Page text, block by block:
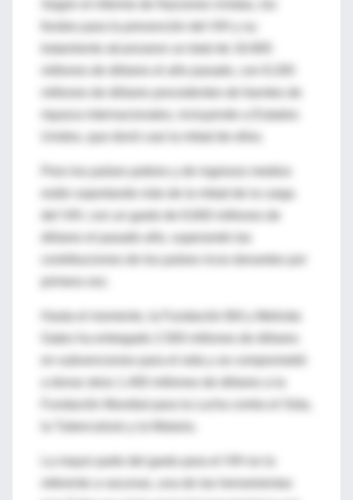
Según el informe de Naciones Unidas, los
riqueza internacionales, incluyendo a Estados
Pero los países pobres y de ingresos medios
están soportando más de la mitad de la carga
del VIH, con un gasto de 8.600 millones de
dólares el pasado año, superando las
Gates ha entregado 2.500 millones de dólares
La mayor parte del gasto para el VIH es la